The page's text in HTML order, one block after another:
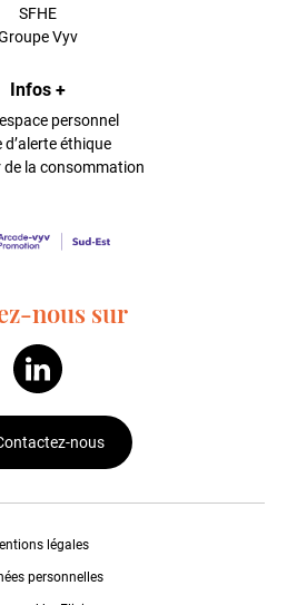
SFHE
Vyv
Infos +
personnel
d’alerte éthique
de la consommation
nous sur
nous
légales
personnelles